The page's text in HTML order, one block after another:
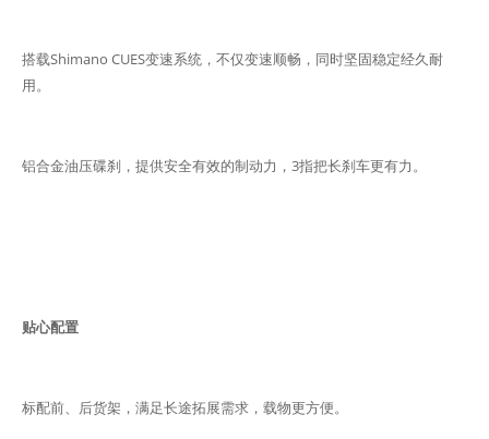
搭载Shimano CUES变速系统，不仅变速顺畅，同时坚固稳定经久耐
用。
铝合金油压碟刹，提供安全有效的制动力，3指把长刹车更有力。
贴心配置
标配前、后货架，满足长途拓展需求，载物更方便。